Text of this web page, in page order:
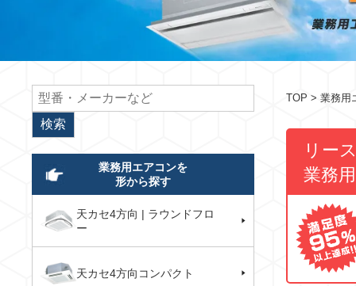
TOP > 業務用
リー
業務
業務用エアコンを
形から探す
天カセ4方向 | ラウンドフロ
ー
天カセ4方向コンパクト